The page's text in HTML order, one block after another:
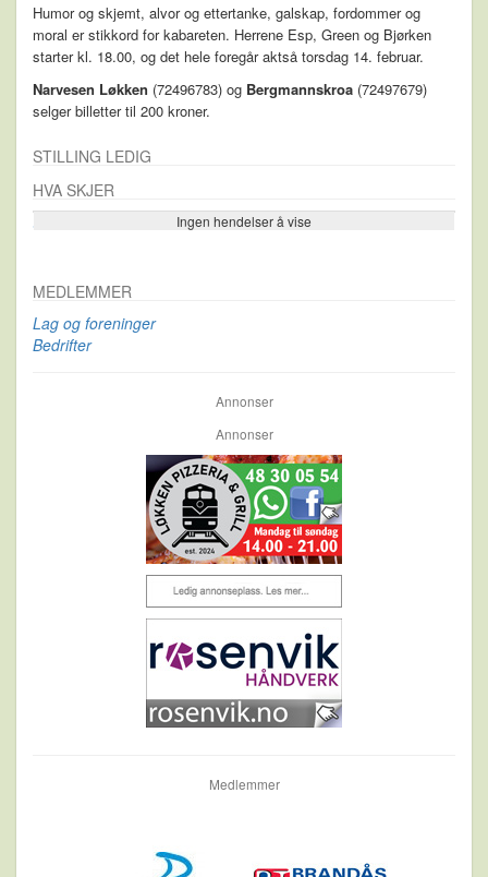
Humor og skjemt, alvor og ettertanke, galskap, fordommer og
moral er stikkord for kabareten. Herrene Esp, Green og Bjørken
starter kl. 18.00, og det hele foregår aktså torsdag 14. februar.
Narvesen Løkken (72496783) og Bergmannskroa (72497679)
selger billetter til 200 kroner.
STILLING LEDIG
HVA SKJER
Ingen hendelser å vise
Se flere…
MEDLEMMER
Lag og foreninger
Bedrifter
Annonser
Annonser
Medlemmer